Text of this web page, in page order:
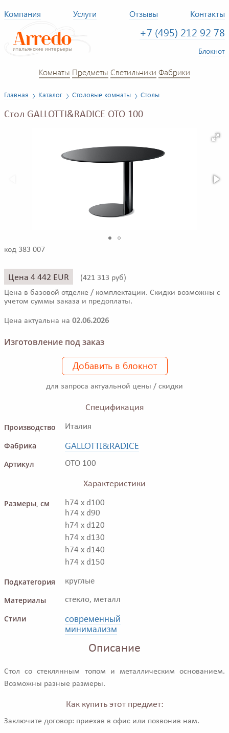
Компания Услуги Отзывы Контакты
+7 (495) 212 92 78
Блокнот
Комнаты Предметы Светильники Фабрики
Главная Каталог Столовые комнаты Столы
Стол GALLOTTI&RADICE OTO 100
код 383 007
Цена 4 442 EUR (421 313 руб)
Цена в базовой отделке / комплектации. Скидки возможны с
учетом суммы заказа и предоплаты.
Цена актуальна на 02.06.2026
Изготовление под заказ
Добавить в блокнот
для запроса актуальной цены / скидки
Спецификация
Производство
Италия
Фабрика GALLOTTI&RADICE
Артикул OTO 100
Характеристики
Размеры, см
h74 x d100
h74 x d90
h74 x d120
h74 x d130
h74 x d140
h74 x d150
Подкатегория круглые
Материалы стекло, металл
Стили
современный
минимализм
Описание
Стол со стеклянным топом и металлическим основанием.
Возможны разные размеры.
Как купить этот предмет:
Заключите договор: приехав в офис или позвонив нам.